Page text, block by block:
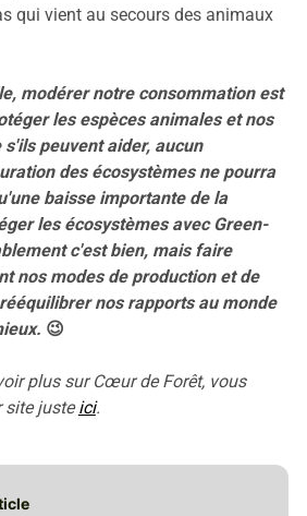
qui vient au secours des animaux
modérer notre consommation est
les espèces animales et nos
peuvent aider, aucun
des écosystèmes ne pourra
baisse importante de la
les écosystèmes avec Green-
c'est bien, mais faire
nos modes de production et de
nos rapports au monde
😉
plus sur Cœur de Forêt, vous
site justeici.